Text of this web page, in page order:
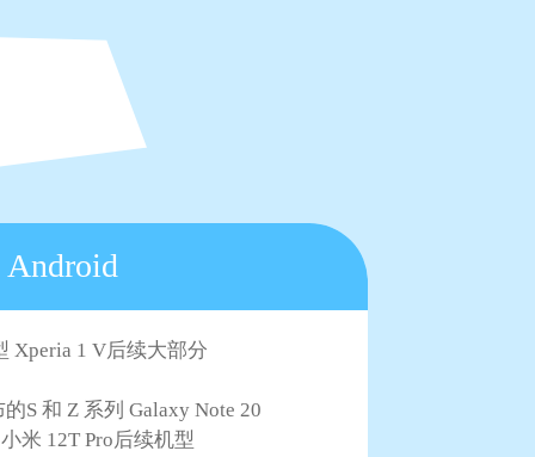
Android
Xperia 1 V后续大部分
S 和 Z 系列 Galaxy Note 20
米 12T Pro后续机型